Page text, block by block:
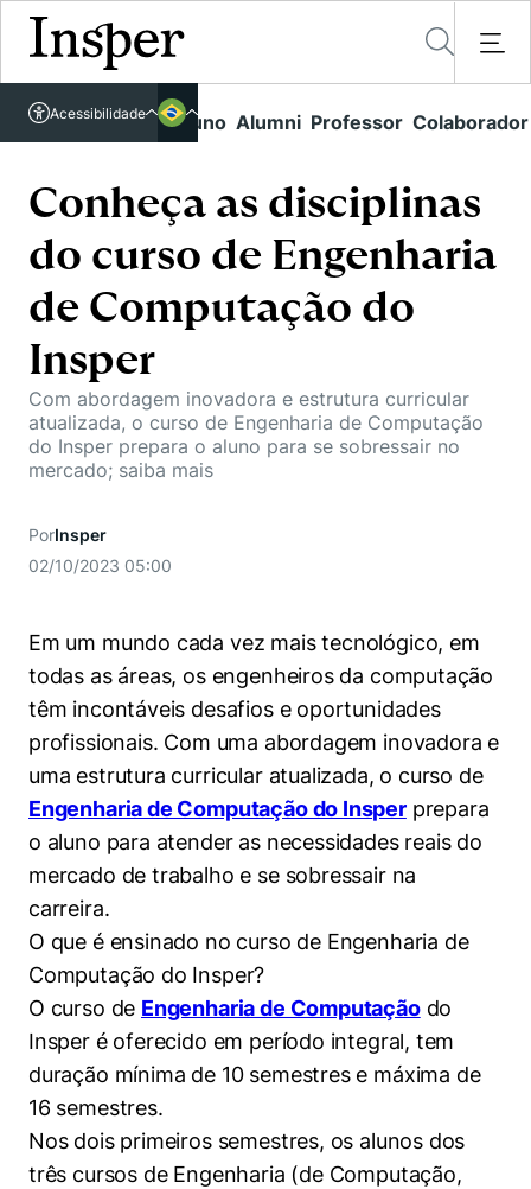
Links rápidos Aluno Alumni Professor Colaborador
Acessibilidade
Acessível em libras
Vestibular
Graduação
Engenharia de Computação
Engenharia de Produção
Engenharia Mecânica
Engenharia Mecatrônica
Pós-Graduação
Direito
Economia
Finanças
Negócios
Políticas Públicas
Sustentabilidade
Educação Executiva
Busca por Áreas de Conhecimento
Quem Somos
O Insper
Campus
Internacional
Student Life
Núcleo de Carreiras
Prêmio Duda Ermírio de Moraes
Como funciona
Resolução Eficaz de Problemas
Oportunidade de Negócios
Women in Action
Sala de Imprensa
Comunidade Transforme
Missão
Projetos Sociais
Lista de doadores
Pesquisa
Pesquisa no Insper
Centros de Conhecimento
Cátedras
Biblioteca Telles
Seminários Acadêmicos
Comitê de Ética em Pesquisa
Conteúdos
Carreiras e Cursos
Eventos
Newsletters
Notícias
Instagram
Linkedin
Unidades Acadêmicas
Engenharia e Ciência da Computação
Corpo Docente
Prêmios de Excelência
Ensino e aprendizagem
Fale Conosco
Canal de Ética
Ouvidoria
Portal da Privacidade
Conheça as disciplinas
do curso de Engenharia
de Computação do
Insper
Com abordagem inovadora e estrutura curricular
atualizada, o curso de Engenharia de Computação
do Insper prepara o aluno para se sobressair no
mercado; saiba mais
PorInsper
02/10/2023 05:00
Em um mundo cada vez mais tecnológico, em
todas as áreas, os engenheiros da computação
têm incontáveis desafios e oportunidades
profissionais. Com uma abordagem inovadora e
uma estrutura curricular atualizada, o curso de
Engenharia de Computação do Insperprepara
o aluno para atender as necessidades reais do
mercado de trabalho e se sobressair na
carreira.
O que é ensinado no curso de Engenharia de
Computação do Insper?
O curso de Engenharia de Computaçãodo
Insper é oferecido em período integral, tem
duração mínima de 10 semestres e máxima de
16 semestres.
Nos dois primeiros semestres, os alunos dos
três cursos de Engenharia (de Computação,